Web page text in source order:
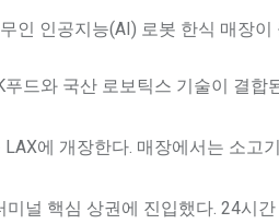
인 인공지능(AI) 로봇 한식 매장이
드와 국산 로보틱스 기술이 결합
에 개장한다. 매장에서는 소고
널 핵심 상권에 진입했다. 24시